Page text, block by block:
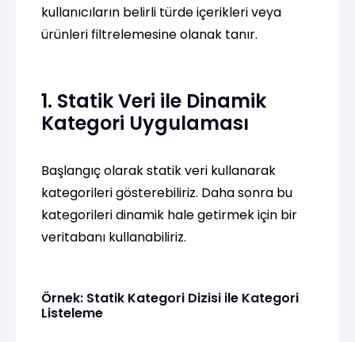
kullanıcıların belirli türde içerikleri veya
ürünleri filtrelemesine olanak tanır.
1. Statik Veri ile Dinamik
Kategori Uygulaması
Başlangıç olarak statik veri kullanarak
kategorileri gösterebiliriz. Daha sonra bu
kategorileri dinamik hale getirmek için bir
veritabanı kullanabiliriz.
Örnek: Statik Kategori Dizisi ile Kategori
Listeleme